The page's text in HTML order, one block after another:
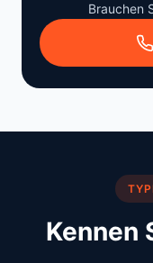
Brauchen
Kennen